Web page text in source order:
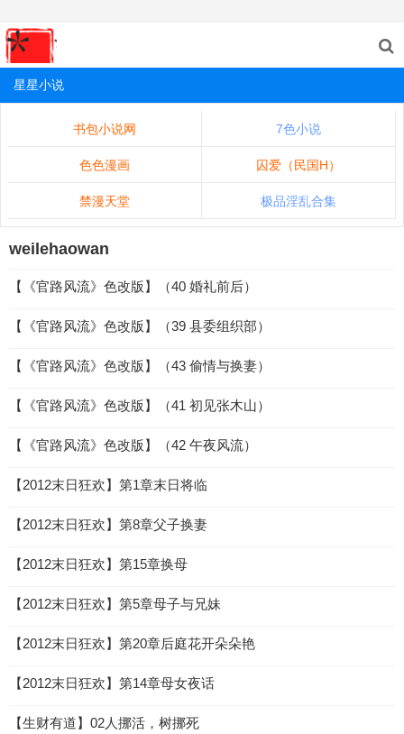
星星小说
书包小说网 7色小说
色色漫画 囚爱（民国H）
禁漫天堂 极品淫乱合集
weilehaowan
【《官路风流》色改版】（40 婚礼前后）
【《官路风流》色改版】（39 县委组织部）
【《官路风流》色改版】（43 偷情与换妻）
【《官路风流》色改版】（41 初见张木山）
【《官路风流》色改版】（42 午夜风流）
【2012末日狂欢】第1章末日将临
【2012末日狂欢】第8章父子换妻
【2012末日狂欢】第15章换母
【2012末日狂欢】第5章母子与兄妹
【2012末日狂欢】第20章后庭花开朵朵艳
【2012末日狂欢】第14章母女夜话
【生财有道】02人挪活，树挪死